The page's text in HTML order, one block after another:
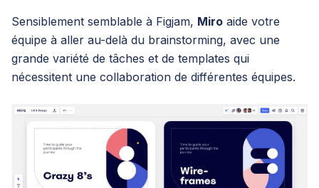
Sensiblement semblable à Figjam, Miro aide votre
équipe à aller au-delà du brainstorming, avec une
grande variété de tâches et de templates qui
nécessitent une collaboration de différentes équipes.